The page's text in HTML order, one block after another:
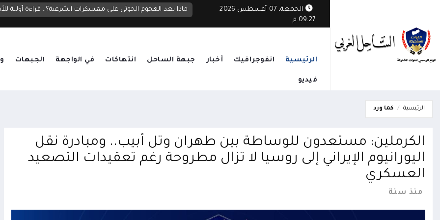
الجمعة، 07 أغسطس 2026
09:27 م
الرئيسية انفوجرافيك أخبار جبهة الساحل انتهاكات في الواجهة الجبهات
فيديو
الرئيسية كما ورد
الكرملين: مستعدون للوساطة بين طهران وتل أبيب.. ومبادرة نقل
اليورانيوم الإيراني إلى روسيا لا تزال مطروحة رغم تعقيدات التصعيد
العسكري
منذ سنة